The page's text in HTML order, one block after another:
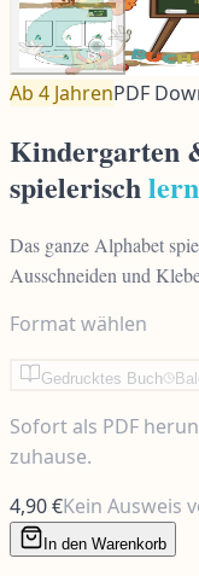
Ab 4 JahrenPDF
Kindergarten
spielerisch
Das ganze Alphabet
Ausschneiden und
Format wählen
Gedrucktes Buch
Sofort als PDF
zuhause.
4,90 €Kein Ausweis
In den Warenkorb